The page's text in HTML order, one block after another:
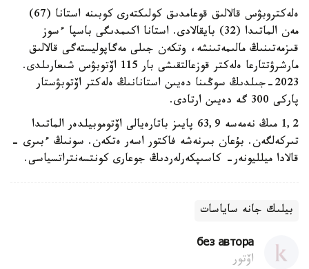
ەلەكتروبۋس قالالىق قوعامدىق كولىكتەرى كوبىنە استانا (67)
مەن الماتىدا (32) بايقالادى. استانا اكىمدىگى باسپا ءسوز
قىزمەتىنىڭ مالىمەتىنشە، وتكەن جىلى مەگاپوليستەگى قالالىق
مارشرۋتتارعا ەلەكتر قوزعالتقىشى بار 115 اۆتوبۋس شىعارىلدى.
2023-جىلدىڭ سوڭىنا دەيىن استانانىڭ ەلەكتر اۆتوبۋستار
پاركى 300 گە دەيىن ارتادى.
1,2 مىڭ نەمەسە 63,9 پايىز باتارەيالى اۆتوموبيلدەر الماتىدا
تىركەلگەن. بۇعان بىرنەشە فاكتور اسەر ەتكەن. سونىڭ ءبىرى -
قالادا ميلليونەر- كاسىپكەرلەردىڭ جوعارى كونتسەنتراتسياسى.
بيلىك جانە ساياسات
без автора
اۆتور